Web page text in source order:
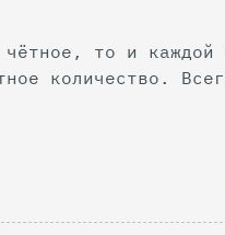
чётное, то и каждой
Всего может быть